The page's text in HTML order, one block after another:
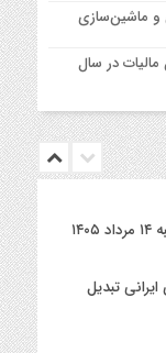
و ماشین‌سازی
تومان مالیات در سال
تبدیل